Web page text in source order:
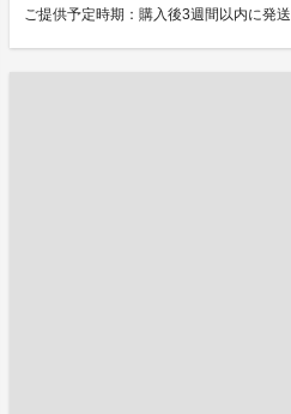
ご提供予定時期：購入後3週間以内に発送